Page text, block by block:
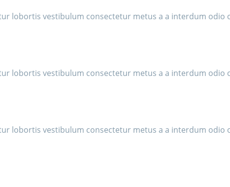
lobortis vestibulum consectetur metus a a interdum
lobortis vestibulum consectetur metus a a interdum
lobortis vestibulum consectetur metus a a interdum